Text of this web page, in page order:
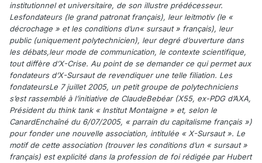
institutionnel et universitaire, de son illustre prédécesseur.
Lesfondateurs (le grand patronat français), leur leitmotiv (le «
décrochage » et les conditions d’un« sursaut » français), leur
public (uniquement polytechnicien), leur degré d’ouverture dans
les débats,leur mode de communication, le contexte scientifique,
tout diffère d’X-Crise. Au point de se demander ce qui permet aux
fondateurs d’X-Sursaut de revendiquer une telle filiation. Les
fondateursLe 7 juillet 2005, un petit groupe de polytechniciens
s’est rassemblé à l’initiative de ClaudeBebéar (X55, ex-PDG d’AXA,
Président du think tank « Institut Montaigne » et, selon le
CanardEnchaîné du 6/07/2005, « parrain du capitalisme français »)
pour fonder une nouvelle association, intitulée « X-Sursaut ». Le
motif de cette association (trouver les conditions d’un « sursaut »
français) est explicité dans la profession de foi rédigée par Hubert